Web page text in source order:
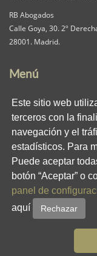
Este sitio web
terceros con la
navegación y el
estadísticos. Para
Puede aceptar
botón “Aceptar” o
panel de
aquí
Rechazar
RB Abogados
Calle Goya, 30. 2º
28001. Madrid.
Menú
Nuestra Firma
Contacta
RB en los medios
Aviso Legal
Redes Sociales